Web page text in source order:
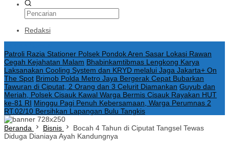
Redaksi
Patroli Razia Stationer Polsek Pondok Aren Sasar Lokasi Rawan
Cegah Kejahatan Malam Bhabinkamtibmas Lengkong Karya
Laksanakan Cooling System dan KRYD melalui Jaga Jakarta+ On
The Spot Brimob Polda Metro Jaya Bergerak Cepat Bubarkan
Tawuran di Ciputat, 2 Orang dan 3 Celurit Diamankan Guyub dan
Meriah, Polsek Cisauk Kawal Warga Bermis Cisauk Rayakan HUT
ke-81 RI Minggu Pagi Penuh Kebersamaan, Warga Perumnas 2
RT.02/10 Bersihkan Lapangan Bulu Tangkis
Beranda Bisnis
Bocah 4 Tahun di Ciputat Tangsel Tewas
Diduga Dianiaya Ayah Kandungnya